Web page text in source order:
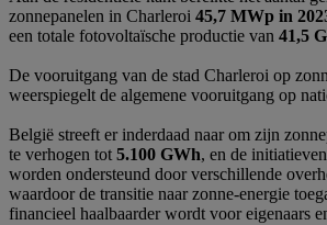
zonnepanelen in Charleroi 45,7 MWp in
een totale fotovoltaïsche productie van 41,5
De vooruitgang van de stad Charleroi op
weerspiegelt de algemene vooruitgang op
België streeft er inderdaad naar om zijn
te verhogen tot 5.100 GWh, en de
worden ondersteund door verschillende
waardoor de transitie naar zonne-energie
financieel haalbaarder wordt voor eigenaars